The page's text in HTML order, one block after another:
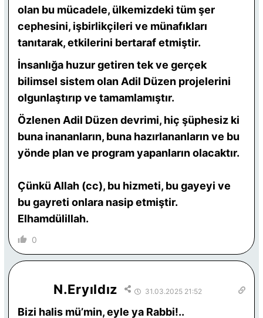
olan bu mücadele, ülkemizdeki tüm şer
cephesini, işbirlikçileri ve münafıkları
tanıtarak, etkilerini bertaraf etmiştir.
İnsanlığa huzur getiren tek ve gerçek
bilimsel sistem olan Adil Düzen projelerini
olgunlaştırıp ve tamamlamıştır.
Özlenen Adil Düzen devrimi, hiç şüphesiz ki
buna inananların, buna hazırlananların ve bu
yönde plan ve program yapanların olacaktır.
Çünkü Allah (cc), bu hizmeti, bu gayeyi ve
bu gayreti onlara nasip etmiştir.
Elhamdülillah.
0
N.Eryıldız 31.03.2025 21:52
Bizi halis mü’min, eyle ya Rabbi!..